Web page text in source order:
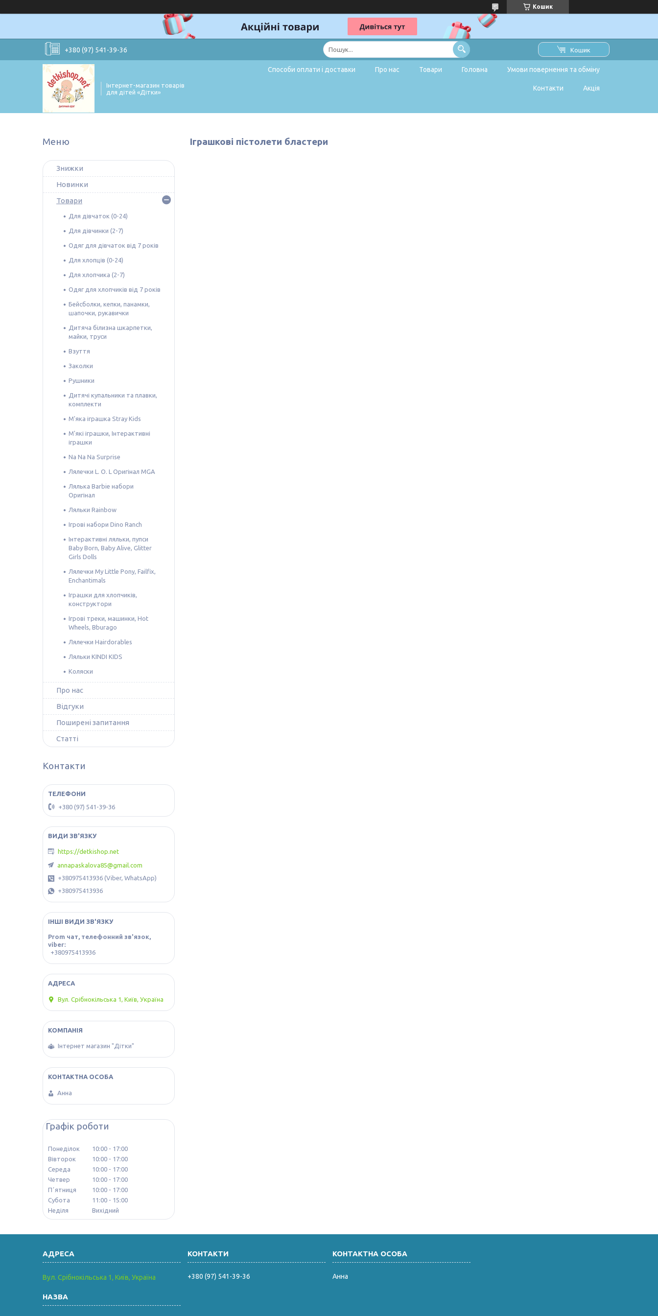
Кошик
+380 (97) 541-39-36 Кошик
Інтернет-магазин товарів
для дітей «Дітки»
Способи оплати і доставки Про нас Товари Головна Умови повернення та обміну
Контакти Акція
Іграшкові пістолети бластери
Знижки
Новинки
Товари
Для дівчаток (0-24)
Для дівчинки (2-7)
Одяг для дівчаток від 7 років
Для хлопців (0-24)
Для хлопчика (2-7)
Одяг для хлопчиків від 7 років
Бейсболки, кепки, панамки,
шапочки, рукавички
Дитяча білизна шкарпетки,
майки, труси
Взуття
Заколки
Рушники
Дитячі купальники та плавки,
комплекти
М'яка іграшка Stray Kids
М'які іграшки, Інтерактивні
іграшки
Na Na Na Surprise
Лялечки L. O. L Оригінал MGA
Лялька Barbie набори
Оригінал
Ляльки Rainbow
Ігрові набори Dino Ranch
Інтерактивні ляльки, пупси
Baby Born, Baby Alive, Glitter
Girls Dolls
Лялечки My Little Pony, Failfix,
Enchantimals
Іграшки для хлопчиків,
конструктори
Ігрові треки, машинки, Hot
Wheels, Bburago
Лялечки Hairdorables
Ляльки KINDI KIDS
Коляски
Про нас
Відгуки
Поширені запитання
Статті
Контакти
+380 (97) 541-39-36
https://detkishop.net
annapaskalova85@gmail.com
+380975413936 (Viber, WhatsApp)
+380975413936
ІНШІ ВИДИ ЗВ'ЯЗКУ
Prom чат, телефонний зв'язок,
viber
+380975413936
Вул. Срібнокільська 1, Київ, Україна
Інтернет магазин "Дітки"
Анна
Графік роботи
Понеділок 10:00
17:00
Вівторок
10:00
17:00
Середа
10:00
17:00
Четвер
10:00
17:00
Пʼятниця
10:00
17:00
Субота
11:00
15:00
Неділя
Вихідний
Вул. Срібнокільська 1, Київ, Україна +380 (97) 541-39-36 Анна